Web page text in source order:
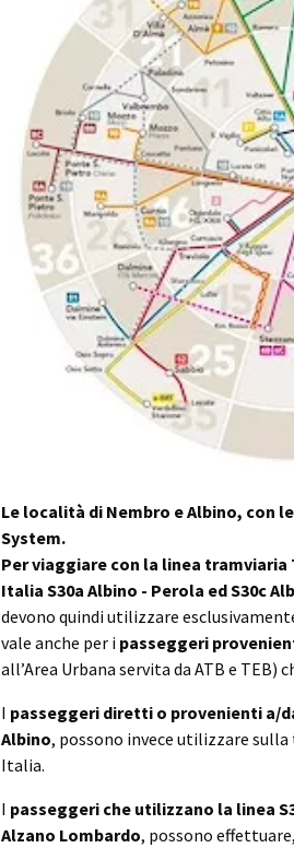
Le località di Nembro e Albino, con
System.
Per viaggiare con la linea tramviaria
Italia S30a Albino - Perola ed S30c
devono quindi utilizzare
vale anche per i passeggeri
all’Area Urbana servita da ATB e
I passeggeri diretti o provenienti a/
Albino, possono invece utilizzare
Italia.
I passeggeri che utilizzano la linea
Alzano Lombardo, possono